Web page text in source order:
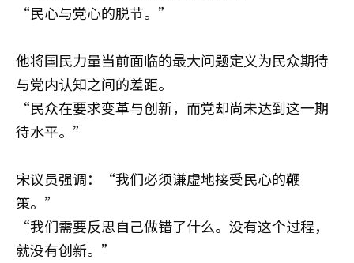
“民心与党心的脱节。”
他将国民力量当前面临的最大问题定义为民众期待
与党内认知之间的差距。
“民众在要求变革与创新，而党却尚未达到这一期
待水平。”
宋议员强调：“我们必须谦虚地接受民心的鞭
策。”
“我们需要反思自己做错了什么。没有这个过程，
就没有创新。”